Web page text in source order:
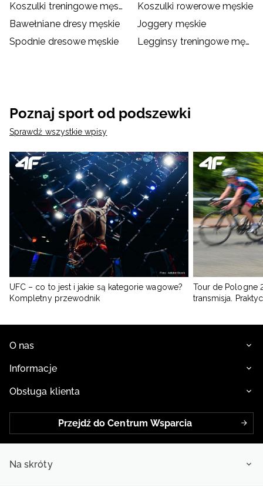
Koszulki treningowe męskie
Koszulki rowerowe męskie
Bawełniane dresy męskie
Joggery męskie
Spodnie dresowe męskie
Legginsy treningowe męskie
Poznaj sport od podszewki
Sprawdź wszystkie wpisy
UFC – co to jest i jakie są kategorie wagowe?
Kompletny przewodnik
Tour de Pologne
transmisja.
O nas
Informacje
Obsługa klienta
Przejdź do Centrum Wsparcia
Na skróty